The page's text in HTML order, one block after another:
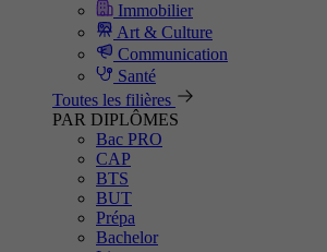
Immobilier
Art & Culture
Communication
Santé
Toutes les filières
PAR DIPLÔMES
Bac PRO
CAP
BTS
BUT
Prépa
Bachelor